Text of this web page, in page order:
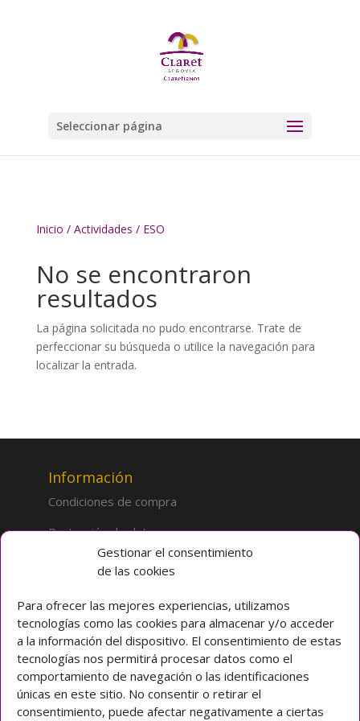
Gestionar el consentimiento
de las cookies
Para ofrecer las mejores experiencias, utilizamos
tecnologías como las cookies para almacenar y/o acceder
a la información del dispositivo. El consentimiento de estas
tecnologías nos permitirá procesar datos como el
comportamiento de navegación o las identificaciones
únicas en este sitio. No consentir o retirar el
consentimiento, puede afectar negativamente a ciertas
Seleccionar página
Inicio / Actividades / ESO
No se encontraron
resultados
La página solicitada no pudo encontrarse. Trate de
perfeccionar su búsqueda o utilice la navegación para
localizar la entrada.
Información
Condiciones de compra
Protección de datos
Sobre la tienda
Inicio
Mi cuenta
Preguntas frecuentes
Colegio CLARET